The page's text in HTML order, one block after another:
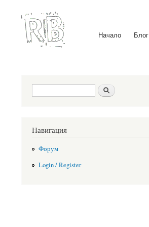
Main menu Начало Блог
Search form
Навигация
Форум
Login / Register